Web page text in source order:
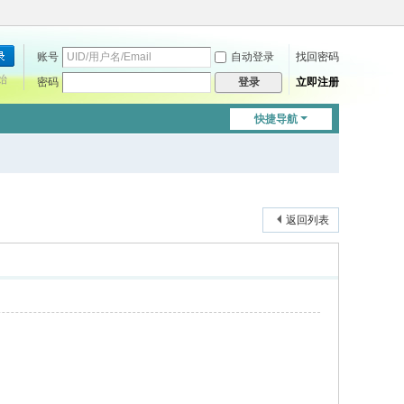
账号 自动登录
找回密码
密码
登录 立即注册
快捷导航
返回列表